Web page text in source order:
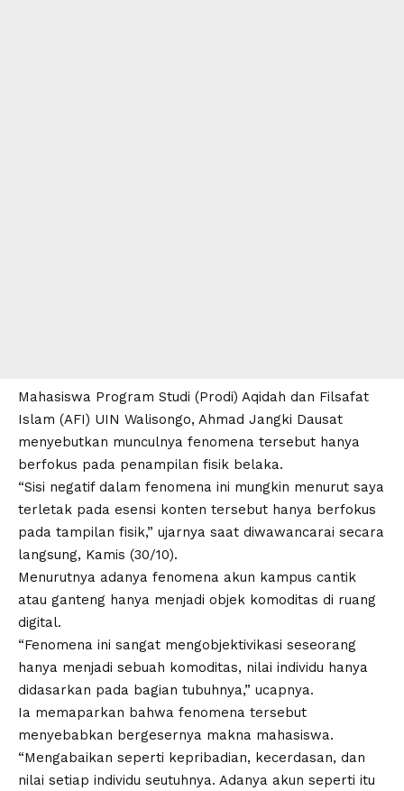
Mahasiswa Program Studi (Prodi) Aqidah dan Filsafat
Islam (AFI) UIN Walisongo, Ahmad Jangki Dausat
menyebutkan munculnya fenomena tersebut hanya
berfokus pada penampilan fisik belaka.
“Sisi negatif dalam fenomena ini mungkin menurut saya
terletak pada esensi konten tersebut hanya berfokus
pada tampilan fisik,” ujarnya saat diwawancarai secara
langsung, Kamis (30/10).
Menurutnya adanya fenomena akun kampus cantik
atau ganteng hanya menjadi objek komoditas di ruang
digital.
“Fenomena ini sangat mengobjektivikasi seseorang
hanya menjadi sebuah komoditas, nilai individu hanya
didasarkan pada bagian tubuhnya,” ucapnya.
Ia memaparkan bahwa fenomena tersebut
menyebabkan bergesernya makna mahasiswa.
“Mengabaikan seperti kepribadian, kecerdasan, dan
nilai setiap individu seutuhnya. Adanya akun seperti itu